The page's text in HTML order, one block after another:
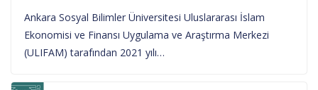
Ankara Sosyal Bilimler Üniversitesi Uluslararası İslam
Ekonomisi ve Finansı Uygulama ve Araştırma Merkezi
(ULIFAM) tarafından 2021 yılı…